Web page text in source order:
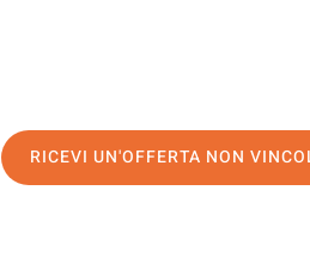
RICEVI UN'OFFERTA NON